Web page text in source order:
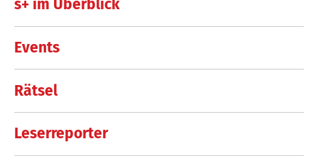
s+ im Überblick
Events
Rätsel
Leserreporter